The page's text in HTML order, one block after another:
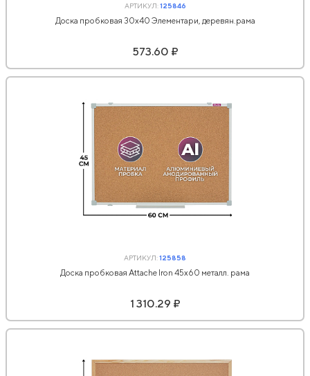
АРТИКУЛ:125846
Доска пробковая 30х40 Элементари, деревян.рама
573.60 ₽
АРТИКУЛ:125858
Доска пробковая Attache Iron 45х60 металл. рама
1 310.29 ₽